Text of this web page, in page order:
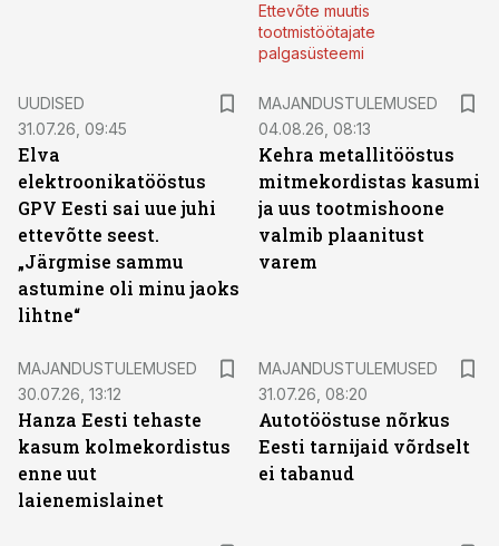
Ettevõte muutis
tootmistöötajate
palgasüsteemi
UUDISED
31.07.26, 09:45
Elva
elektroonikatööstus
GPV Eesti sai uue juhi
ettevõtte seest.
„Järgmise sammu
astumine oli minu jaoks
lihtne“
MAJANDUSTULEMUSED
04.08.26, 08:13
Kehra metallitööstus
mitmekordistas kasumi
ja uus tootmishoone
valmib plaanitust
varem
MAJANDUSTULEMUSED
30.07.26, 13:12
Hanza Eesti tehaste
kasum kolmekordistus
enne uut
laienemislainet
MAJANDUSTULEMUSED
31.07.26, 08:20
Autotööstuse nõrkus
Eesti tarnijaid võrdselt
ei tabanud